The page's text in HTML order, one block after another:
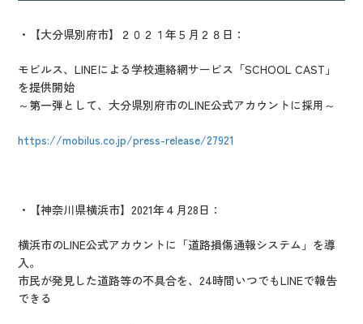
・【大分県別府市】２０２１年５月２８日：
モビルス、LINEによる学校連絡網サービス「SCHOOL CAST」
を提供開始
～第一弾として、大分県別府市のLINE公式アカウントに採用～
https://mobilus.co.jp/press-release/27921
・【神奈川県横浜市】2021年４月28日：
横浜市のLINE公式アカウントに「道路損傷通報システム」を導
入。
市民が発見した道路等の不具合を、24時間いつでもLINEで報告
できる